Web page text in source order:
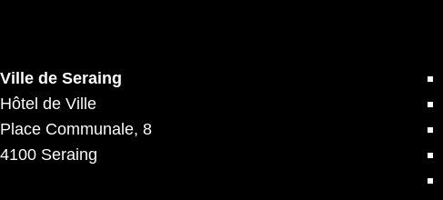
Ville de Seraing
Hôtel de Ville
Place Communale, 8
4100 Seraing